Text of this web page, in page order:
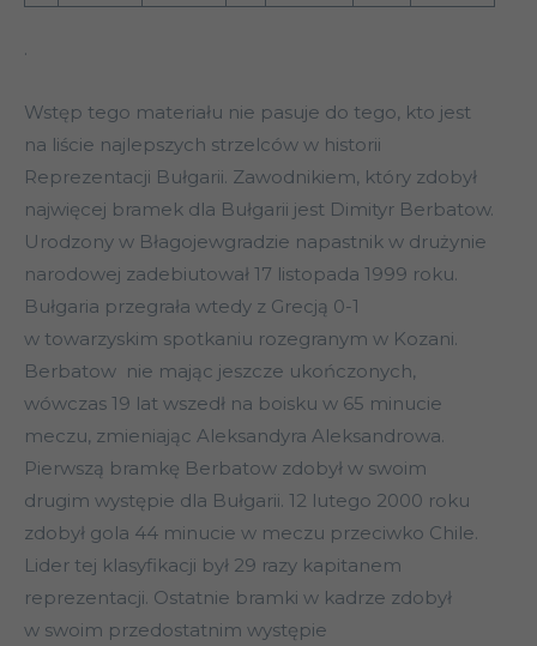
.
Wstęp tego materiału nie pasuje do tego, kto jest
na liście najlepszych strzelców w historii
Reprezentacji Bułgarii. Zawodnikiem, który zdobył
najwięcej bramek dla Bułgarii jest Dimityr Berbatow.
Urodzony w Błagojewgradzie napastnik w drużynie
narodowej zadebiutował 17 listopada 1999 roku.
Bułgaria przegrała wtedy z Grecją 0-1
w towarzyskim spotkaniu rozegranym w Kozani.
Berbatow nie mając jeszcze ukończonych,
wówczas 19 lat wszedł na boisku w 65 minucie
meczu, zmieniając Aleksandyra Aleksandrowa.
Pierwszą bramkę Berbatow zdobył w swoim
drugim występie dla Bułgarii. 12 lutego 2000 roku
zdobył gola 44 minucie w meczu przeciwko Chile.
Lider tej klasyfikacji był 29 razy kapitanem
reprezentacji. Ostatnie bramki w kadrze zdobył
w swoim przedostatnim występie